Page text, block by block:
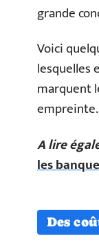
grande
Voici
lesquelles
marquent
empreinte.
A lire
les
Des